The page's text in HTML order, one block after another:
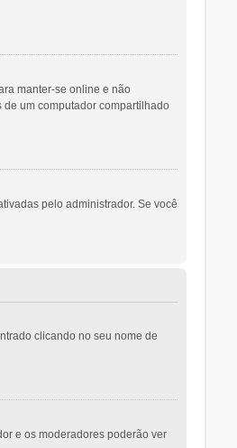
manter-se online e não
um computador compartilhado
pelo administrador. Se você
clicando no seu nome de
e os moderadores poderão ver